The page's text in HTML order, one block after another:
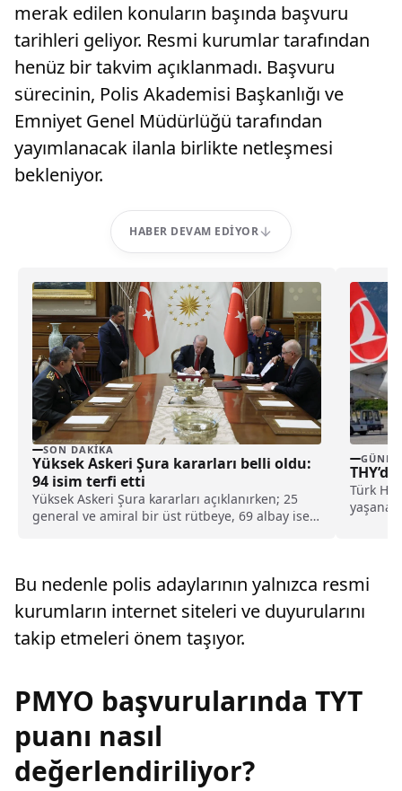
merak edilen konuların başında başvuru
tarihleri geliyor. Resmi kurumlar tarafından
henüz bir takvim açıklanmadı. Başvuru
sürecinin, Polis Akademisi Başkanlığı ve
Emniyet Genel Müdürlüğü tarafından
yayımlanacak ilanla birlikte netleşmesi
bekleniyor.
HABER DEVAM EDIYOR
SON DAKIKA
Yüksek Askeri Şura kararları belli oldu:
94 isim terfi etti
Yüksek Askeri Şura kararları açıklanırken; 25
general ve amiral bir üst rütbeye, 69 albay ise
Türk
Bu nedenle polis adaylarının yalnızca resmi
kurumların internet siteleri ve duyurularını
takip etmeleri önem taşıyor.
PMYO başvurularında TYT
puanı nasıl
değerlendiriliyor?